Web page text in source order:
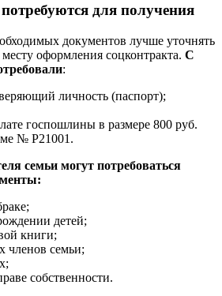
для получения
документов лучше уточнять
оформления соцконтракта. С
:
личность (паспорт);
госпошлины в размере 800 руб.
№ Р21001.
семьи могут потребоваться
детей;
книги;
семьи;
собственности.